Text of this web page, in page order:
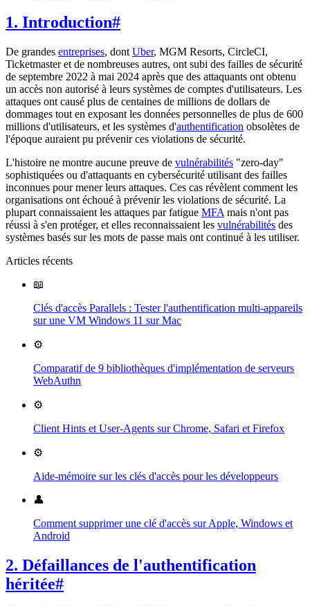
1. Introduction#
De grandes entreprises, dont Uber, MGM Resorts, CircleCI,
Ticketmaster et de nombreuses autres, ont subi des failles de sécurité
de septembre 2022 à mai 2024 après que des attaquants ont obtenu
un accès non autorisé à leurs systèmes de comptes d'utilisateurs. Les
attaques ont causé plus de centaines de millions de dollars de
dommages tout en exposant les données personnelles de plus de 600
millions d'utilisateurs, et les systèmes d'authentification obsolètes de
l'époque auraient pu prévenir ces violations de sécurité.
L'histoire ne montre aucune preuve de vulnérabilités "zero-day"
sophistiquées ou d'attaquants en cybersécurité utilisant des failles
inconnues pour mener leurs attaques. Ces cas révèlent comment les
organisations ont échoué à prévenir les violations de sécurité. La
plupart connaissaient les attaques par fatigue MFA mais n'ont pas
réussi à s'en protéger, et elles reconnaissaient les vulnérabilités des
systèmes basés sur les mots de passe mais ont continué à les utiliser.
Articles récents
📖
Clés d'accès Parallels : Tester l'authentification multi-appareils
sur une VM Windows 11 sur Mac
⚙️
Comparatif de 9 bibliothèques d'implémentation de serveurs
WebAuthn
⚙️
Client Hints et User-Agents sur Chrome, Safari et Firefox
⚙️
Aide-mémoire sur les clés d'accès pour les développeurs
👤
Comment supprimer une clé d'accès sur Apple, Windows et
Android
2. Défaillances de l'authentification
héritée#